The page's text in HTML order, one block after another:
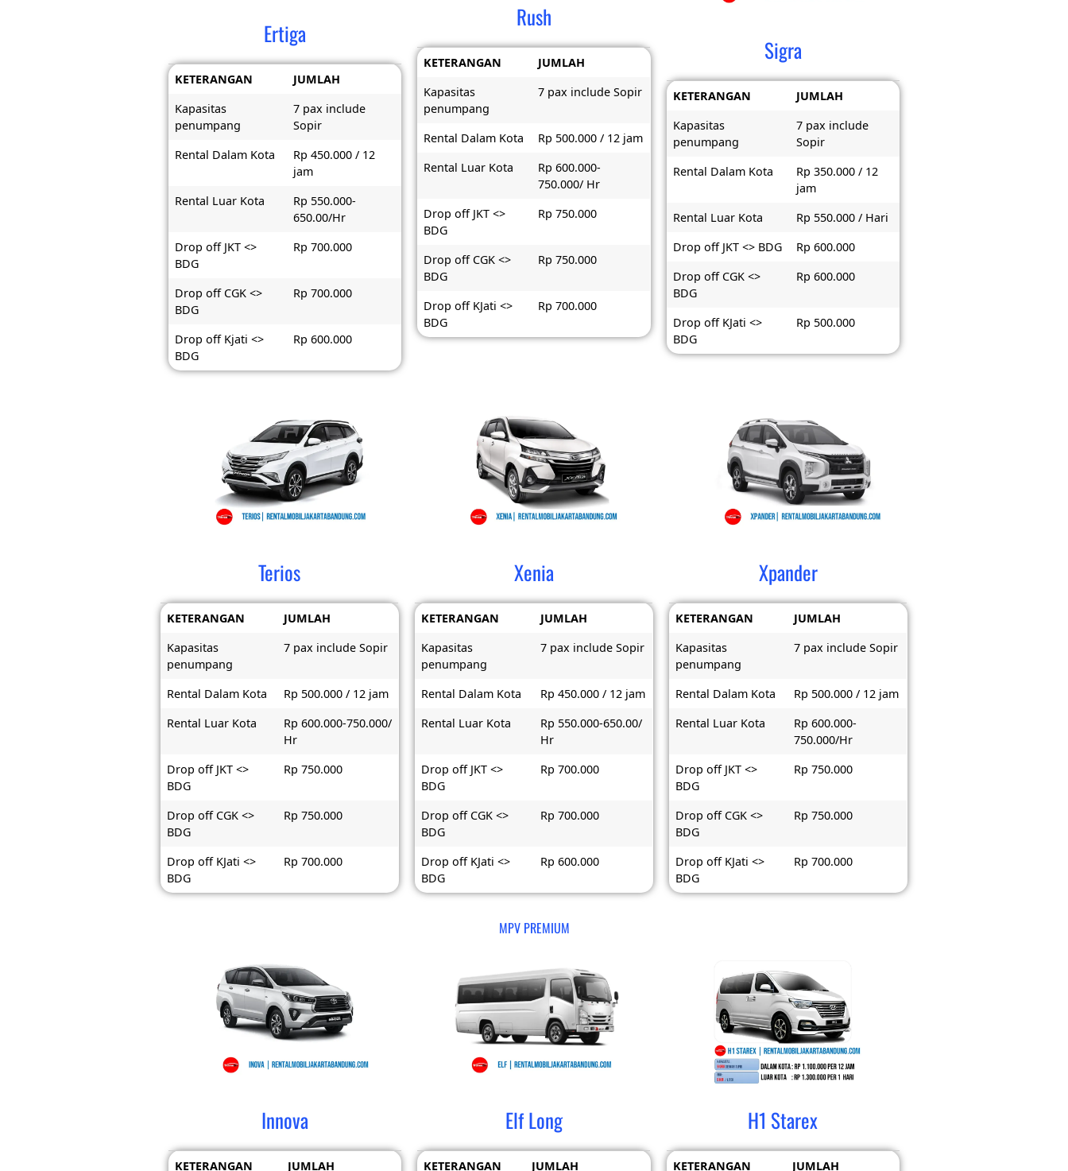
Ertiga
KETERANGAN
JUMLAH
Kapasitas
penumpang
7 pax include
Sopir
Rental Dalam Kota
Rp 450.000 / 12
jam
Rental Luar Kota
Rp 550.000-
650.00/Hr
Drop off JKT <>
BDG
Rp 700.000
Drop off CGK <>
BDG
Rp 700.000
Drop off Kjati <>
BDG
Rp 600.000
Rush
KETERANGAN
JUMLAH
Kapasitas
penumpang
7 pax include Sopir
Rental Dalam Kota
Rp 500.000 / 12 jam
Rental Luar Kota
Rp 600.000-
750.000/ Hr
Drop off JKT <>
BDG
Rp 750.000
Drop off CGK <>
BDG
Rp 750.000
Drop off KJati <>
BDG
Rp 700.000
Sigra
KETERANGAN
JUMLAH
Kapasitas
penumpang
7 pax include
Sopir
Rental Dalam Kota
Rp 350.000 / 12
jam
Rental Luar Kota
Rp 550.000 / Hari
Drop off JKT <> BDG
Rp 600.000
Drop off CGK <>
BDG
Rp 600.000
Drop off KJati <>
BDG
Rp 500.000
Terios
KETERANGAN
JUMLAH
Kapasitas
penumpang
7 pax include Sopir
Rental Dalam Kota
Rp 500.000 / 12 jam
Rental Luar Kota
Rp 600.000-750.000/
Hr
Drop off JKT <>
BDG
Rp 750.000
Drop off CGK <>
BDG
Rp 750.000
Drop off KJati <>
BDG
Rp 700.000
Xenia
KETERANGAN
JUMLAH
Kapasitas
penumpang
7 pax include Sopir
Rental Dalam Kota
Rp 450.000 / 12 jam
Rental Luar Kota
Rp 550.000-650.00/
Hr
Drop off JKT <>
BDG
Rp 700.000
Drop off CGK <>
BDG
Rp 700.000
Drop off KJati <>
BDG
Rp 600.000
Xpander
KETERANGAN
JUMLAH
Kapasitas
penumpang
7 pax include Sopir
Rental Dalam Kota
Rp 500.000 / 12 jam
Rental Luar Kota
Rp 600.000-
750.000/Hr
Drop off JKT <>
BDG
Rp 750.000
Drop off CGK <>
BDG
Rp 750.000
Drop off KJati <>
BDG
Rp 700.000
MPV PREMIUM
Innova
KETERANGAN JUMLAH
Elf Long
KETERANGAN JUMLAH
H1 Starex
KETERANGAN JUMLAH